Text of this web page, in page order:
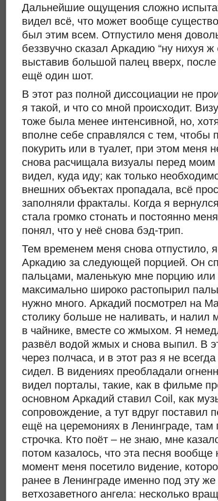
Дальнейшие ощущения сложно
видел всё, что может вообще
был этим всем. Отпустило меня
беззвучно сказал Аркадию “ну нихуя ж
выставив большой палец вверх,
ещё один шот.
В этот раз полной диссоциации не
я такой, и что со мной происходит.
тоже была менее интенсивной, но,
вполне себе справлялся с тем, чтобы
покурить или в туалет, при этом меня
снова расчищала визуалы перед
видел, куда иду; как только
внешних объектах пропадала, всё
заполняли фракталы. Когда я
стала громко стонать и постоянно
понял, что у неё снова бэд-трип.
Тем временем меня снова отпустило,
Аркадию за следующей порцией. Он
пальцами, маленькую мне порцию
максимально широко растопырил
нужно много. Аркадий посмотрел на
столику больше не наливать, и налил
в чайнике, вместе со жмыхом. Я
развёл водой жмых и снова выпил. В
через полчаса, и в этот раз я не
сидел. В видениях преобладали
видел порталы, такие, как в фильме
основном Аркадий ставил Coil, как
сопровождение, а тут вдруг поставил
ещё на церемониях в Ленинграде, там
строчка. Кто поёт – не знаю, мне
потом казалось, что эта песня вообще
момент меня посетило видение,
ранее в Ленинграде именно под эту
ветхозаветного ангела: несколько